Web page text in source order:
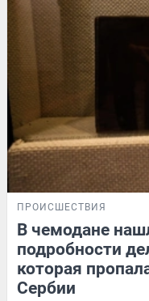
ПРОИСШЕСТВИЯ
В чемодане
подробности
которая
Сербии